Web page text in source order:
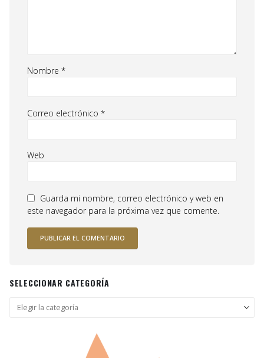
Nombre *
Correo electrónico *
Web
Guarda mi nombre, correo electrónico y web en
este navegador para la próxima vez que comente.
SELECCIONAR CATEGORÍA
Seleccionar
categoría